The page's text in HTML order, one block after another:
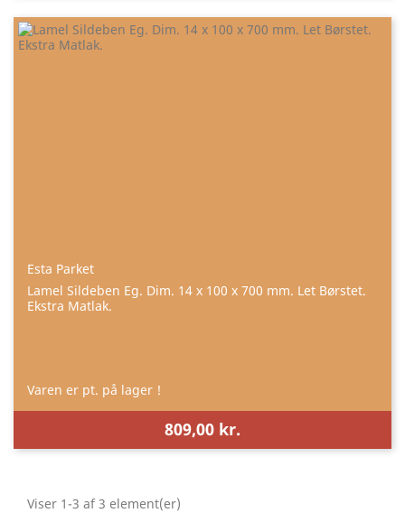
Esta Parket
Lamel Sildeben Eg. Dim. 14 x 100 x 700 mm. Let Børstet.
Ekstra Matlak.
Varen er pt. på lager !
809,00 kr.
Viser 1-3 af 3 element(er)